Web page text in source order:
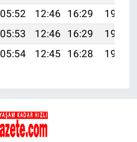
05:52 12:46 16:29
19:30
05:53 12:46 16:29
19:28
05:54 12:45 16:28 19:27